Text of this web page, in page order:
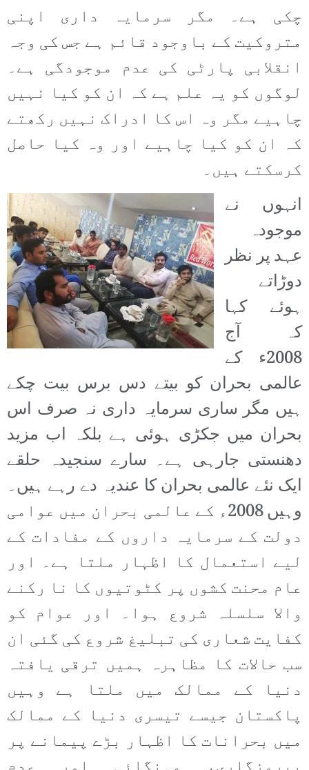
چکی ہے۔ مگر سرمایہ داری اپنی
متروکیت کے باوجود قائم ہے جس کی وجہ
انقلابی پارٹی کی عدم موجودگی ہے۔
لوگوں کو یہ علم ہے کہ ان کو کیا نہیں
چاہیے مگر وہ اس کا ادراک نہیں رکھتے
کہ ان کو کیا چاہیے اور وہ کیا حاصل
کرسکتے ہیں۔
انہوں نے
موجودہ
عہد پر نظر
دوڑاتے
ہوئے کہا
کہ آج
2008ء کے
عالمی بحران کو بیتے دس برس بیت چکے
ہیں مگر ساری سرمایہ داری نہ صرف اس
بحران میں جکڑی ہوئی ہے بلکہ اب مزید
دھنستی جارہی ہے۔ سارے سنجیدہ حلقے
ایک نئے عالمی بحران کا عندیہ دے رہے ہیں۔
وہیں 2008ء کے عالمی بحران میں عوامی
دولت کے سرمایہ داروں کے مفادات کے
لیے استعمال کا اظہار ملتا ہے۔ اور
عام محنت کشوں پر کٹوتیوں کا نا رکنے
والا سلسلہ شروع ہوا۔ اور عوام کو
کفایت شعاری کی تبلیغ شروع کی گئی ان
سب حالات کا مظاہرہ ہمیں ترقی یافتہ
دنیا کے ممالک میں ملتا ہے وہیں
پاکستان جیسے تیسری دنیا کے ممالک
میں بحرانات کا اظہار بڑے پیمانے پر